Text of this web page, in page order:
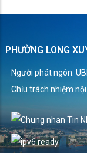
PHƯỜNG LONG
Người phát ngôn:
Chịu trách nhiệm